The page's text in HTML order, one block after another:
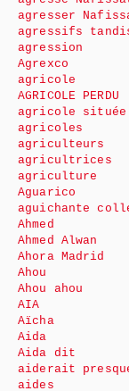
agresser
agressifs
agression
Agrexco
agricole
AGRICOLE PERDU
agricole située
agricoles
agriculteurs
agricultrices
agriculture
Aguarico
aguichante
Ahmed
Ahmed Alwan
Ahora Madrid
Ahou
Ahou ahou
AIA
Aïcha
Aida
Aida dit
aiderait
aides